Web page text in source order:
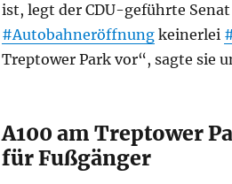
ist, legt der CDU-geführte
#Autobahneröffnungkeinerlei
Treptower Park vor“, sagte sie
A100 am Treptower
für Fußgänger